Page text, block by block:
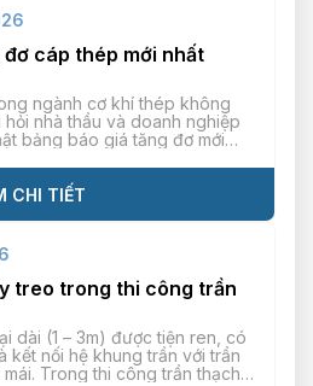
cáp thép mới nhất
ngành cơ khí thép không
nhà thầu và doanh nghiệp
bảng báo giá tăng đơ mới
CHI TIẾT
treo trong thi công trần
dài (1 – 3m) được tiện ren, có
kết nối hệ khung trần với trần
Trong thi công trần thạch